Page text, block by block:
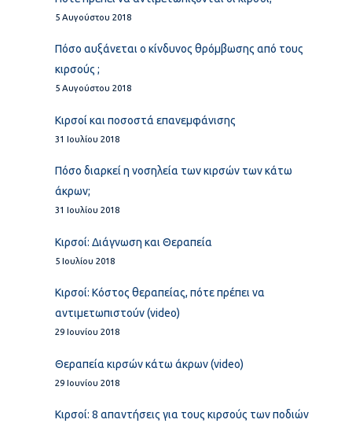
5 Αυγούστου 2018
Πόσο αυξάνεται ο κίνδυνος θρόμβωσης από τους
κιρσούς ;
5 Αυγούστου 2018
Κιρσοί και ποσοστά επανεμφάνισης
31 Ιουλίου 2018
Πόσο διαρκεί η νοσηλεία των κιρσών των κάτω
άκρων;
31 Ιουλίου 2018
Κιρσοί: Διάγνωση και Θεραπεία
5 Ιουλίου 2018
Κιρσοί: Κόστος θεραπείας, πότε πρέπει να
αντιμετωπιστούν (video)
29 Ιουνίου 2018
Θεραπεία κιρσών κάτω άκρων (video)
29 Ιουνίου 2018
Κιρσοί: 8 απαντήσεις για τους κιρσούς των ποδιών